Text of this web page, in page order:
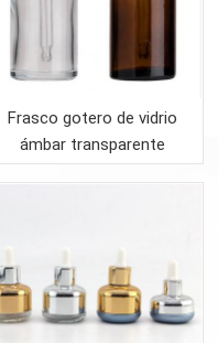
Frasco gotero de vidrio
ámbar transparente
esmerilado de hombro